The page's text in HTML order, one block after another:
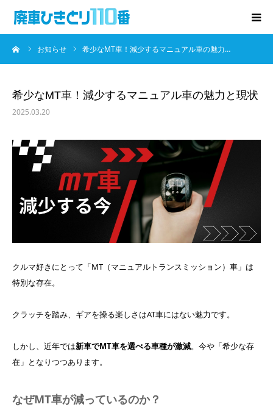
お知らせ 希少なMT車！減少するマニュアル車の魅力…
希少なMT車！減少するマニュアル車の魅力と現状
2025.03.20
クルマ好きにとって「MT（マニュアルトランスミッション）車」は
特別な存在。
クラッチを踏み、ギアを操る楽しさはAT車にはない魅力です。
しかし、近年では新車でMT車を選べる車種が激減。今や「希少な存
在」となりつつあります。
なぜMT車が減っているのか？
廃車･事故車の買取
お役立ち情報
お知らせ